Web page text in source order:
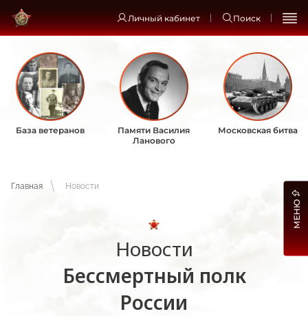
Личный кабинет Поиск
База ветеранов
Памяти Василия
Ланового
Московская битва
Главная Новости
Новости
Бессмертный полк
России
МЕНЮ